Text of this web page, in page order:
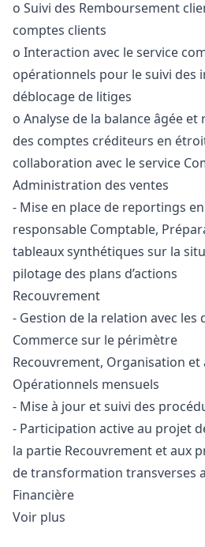
o Suivi des Remboursement
comptes clients
o Interaction avec le service
opérationnels pour le suivi des
déblocage de litiges
o Analyse de la balance âgée et
des comptes créditeurs en
collaboration avec le service
Administration des ventes
- Mise en place de reportings
responsable Comptable,
tableaux synthétiques sur la
pilotage des plans d’actions
Recouvrement
- Gestion de la relation avec les
Commerce sur le périmètre
Recouvrement, Organisation
Opérationnels mensuels
- Mise à jour et suivi des
- Participation active au projet
la partie Recouvrement et aux
de transformation transverses
Financière
Voir plus